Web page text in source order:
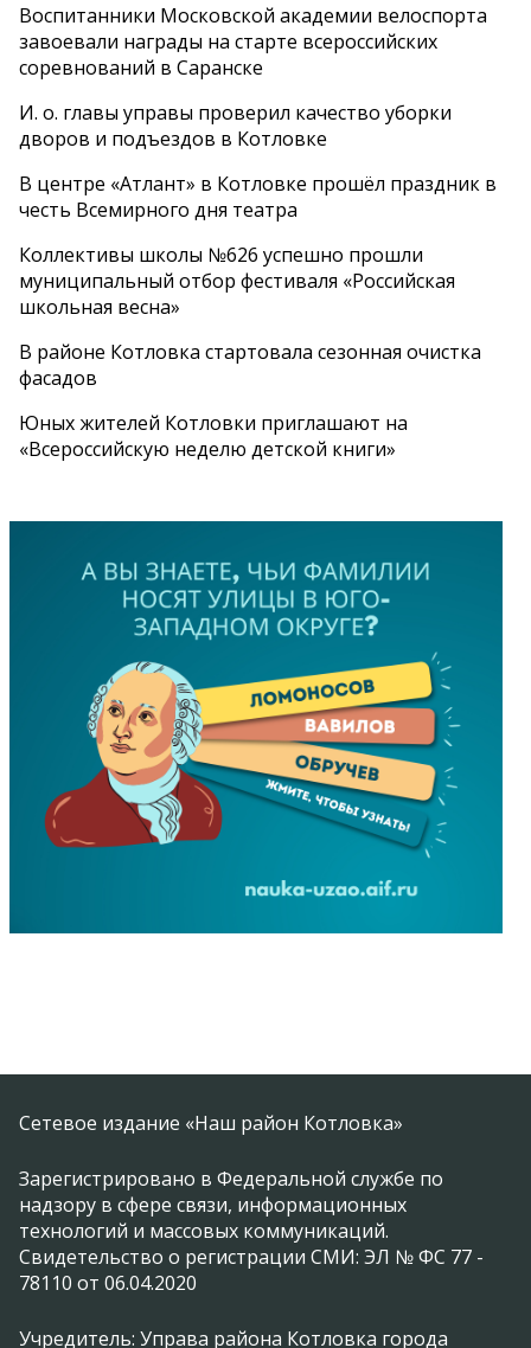
Воспитанники Московской академии велоспорта
завоевали награды на старте всероссийских
соревнований в Саранске
И. о. главы управы проверил качество уборки
дворов и подъездов в Котловке
В центре «Атлант» в Котловке прошёл праздник в
честь Всемирного дня театра
Коллективы школы №626 успешно прошли
муниципальный отбор фестиваля «Российская
школьная весна»
В районе Котловка стартовала сезонная очистка
фасадов
Юных жителей Котловки приглашают на
«Всероссийскую неделю детской книги»
Сетевое издание «Наш район Котловка»
Зарегистрировано в Федеральной службе по
надзору в сфере связи, информационных
технологий и массовых коммуникаций.
Свидетельство о регистрации СМИ: ЭЛ № ФС 77 -
78110 от 06.04.2020
Учредитель: Управа района Котловка города